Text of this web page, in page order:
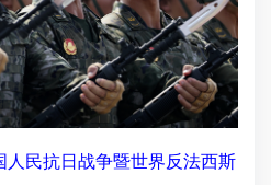
人民抗日战争暨世界反法西斯